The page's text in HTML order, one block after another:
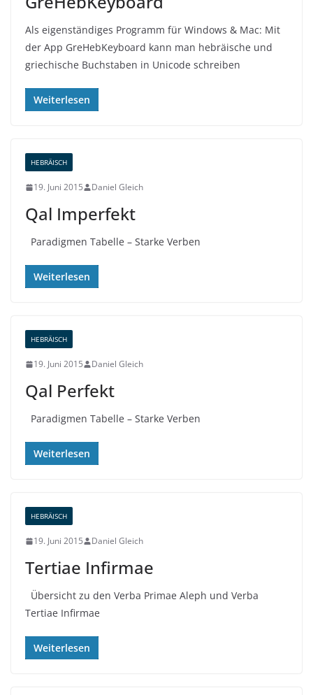
Als eigenständiges Programm für Windows & Mac: Mit
der App GreHebKeyboard kann man hebräische und
griechische Buchstaben in Unicode schreiben
Weiterlesen
HEBRÄISCH
19. Juni 2015 Daniel Gleich
Qal Imperfekt
Paradigmen Tabelle – Starke Verben
Weiterlesen
HEBRÄISCH
19. Juni 2015 Daniel Gleich
Qal Perfekt
Paradigmen Tabelle – Starke Verben
Weiterlesen
HEBRÄISCH
19. Juni 2015 Daniel Gleich
Tertiae Infirmae
Übersicht zu den Verba Primae Aleph und Verba
Tertiae Infirmae
Weiterlesen